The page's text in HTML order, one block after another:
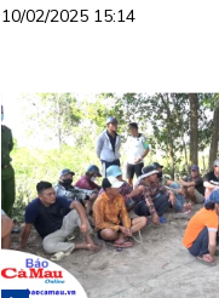
10/02/2025 15:14